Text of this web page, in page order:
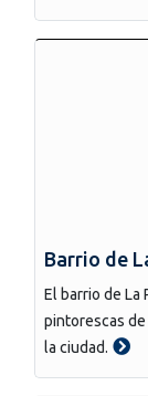
Barrio de
El barrio de La
pintorescas
la ciudad.